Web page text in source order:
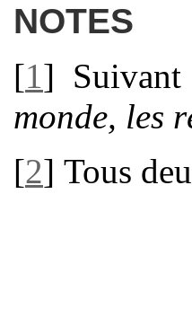
NOTES
[1 ]
monde, les
[2] Tous